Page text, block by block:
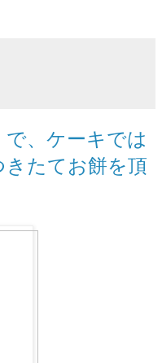
、ケーキでは
たてお餅を頂